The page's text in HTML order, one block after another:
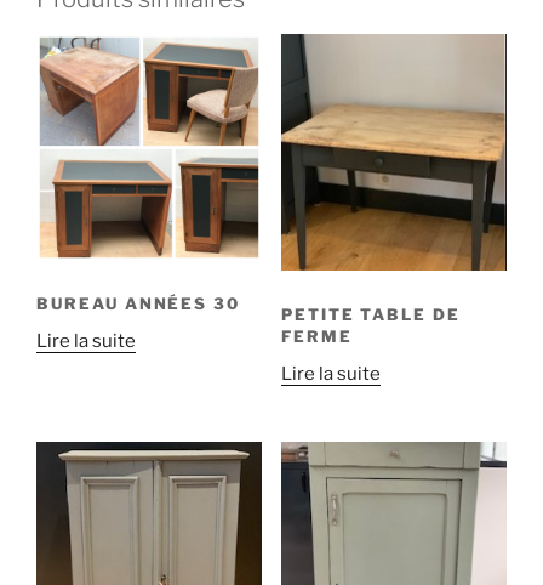
BUREAU ANNÉES 30
Lire la suite
PETITE TABLE DE
FERME
Lire la suite